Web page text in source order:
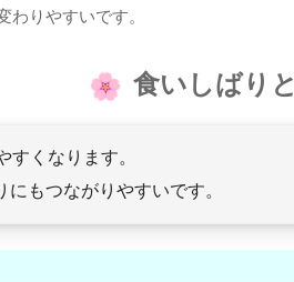
りやすいです。
食いしばり
くなります。
もつながりやすいです。